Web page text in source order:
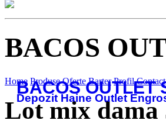
BACOS OUTLET
Depozit Haine Outlet
BACOS
Home Produse Oferte Barter Profil Contact
Lot mix dama